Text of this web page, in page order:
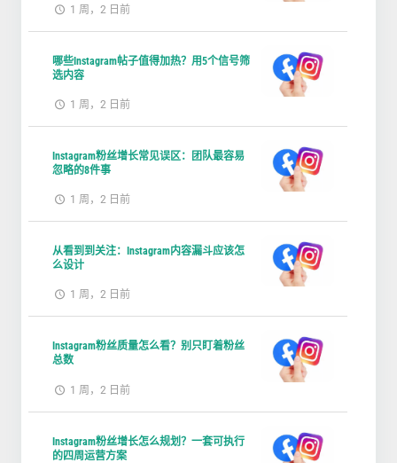
1 周，2 日前
哪些Instagram帖子值得加热？用5个信号筛
选内容
1 周，2 日前
Instagram粉丝增长常见误区：团队最容易
忽略的8件事
1 周，2 日前
从看到到关注：Instagram内容漏斗应该怎
么设计
1 周，2 日前
Instagram粉丝质量怎么看？别只盯着粉丝
总数
1 周，2 日前
Instagram粉丝增长怎么规划？一套可执行
的四周运营方案